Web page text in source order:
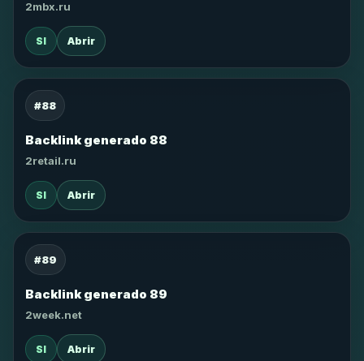
2mbx.ru
SI Abrir
#88
Backlink generado 88
2retail.ru
SI Abrir
#89
Backlink generado 89
2week.net
SI Abrir